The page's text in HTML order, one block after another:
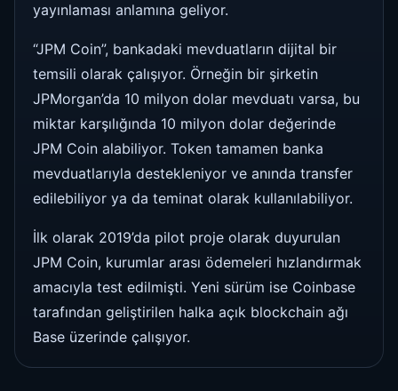
yayınlaması anlamına geliyor.
“JPM Coin”, bankadaki mevduatların dijital bir
temsili olarak çalışıyor. Örneğin bir şirketin
JPMorgan’da 10 milyon dolar mevduatı varsa, bu
miktar karşılığında 10 milyon dolar değerinde
JPM Coin alabiliyor. Token tamamen banka
mevduatlarıyla destekleniyor ve anında transfer
edilebiliyor ya da teminat olarak kullanılabiliyor.
İlk olarak 2019’da pilot proje olarak duyurulan
JPM Coin, kurumlar arası ödemeleri hızlandırmak
amacıyla test edilmişti. Yeni sürüm ise Coinbase
tarafından geliştirilen halka açık blockchain ağı
Base üzerinde çalışıyor.